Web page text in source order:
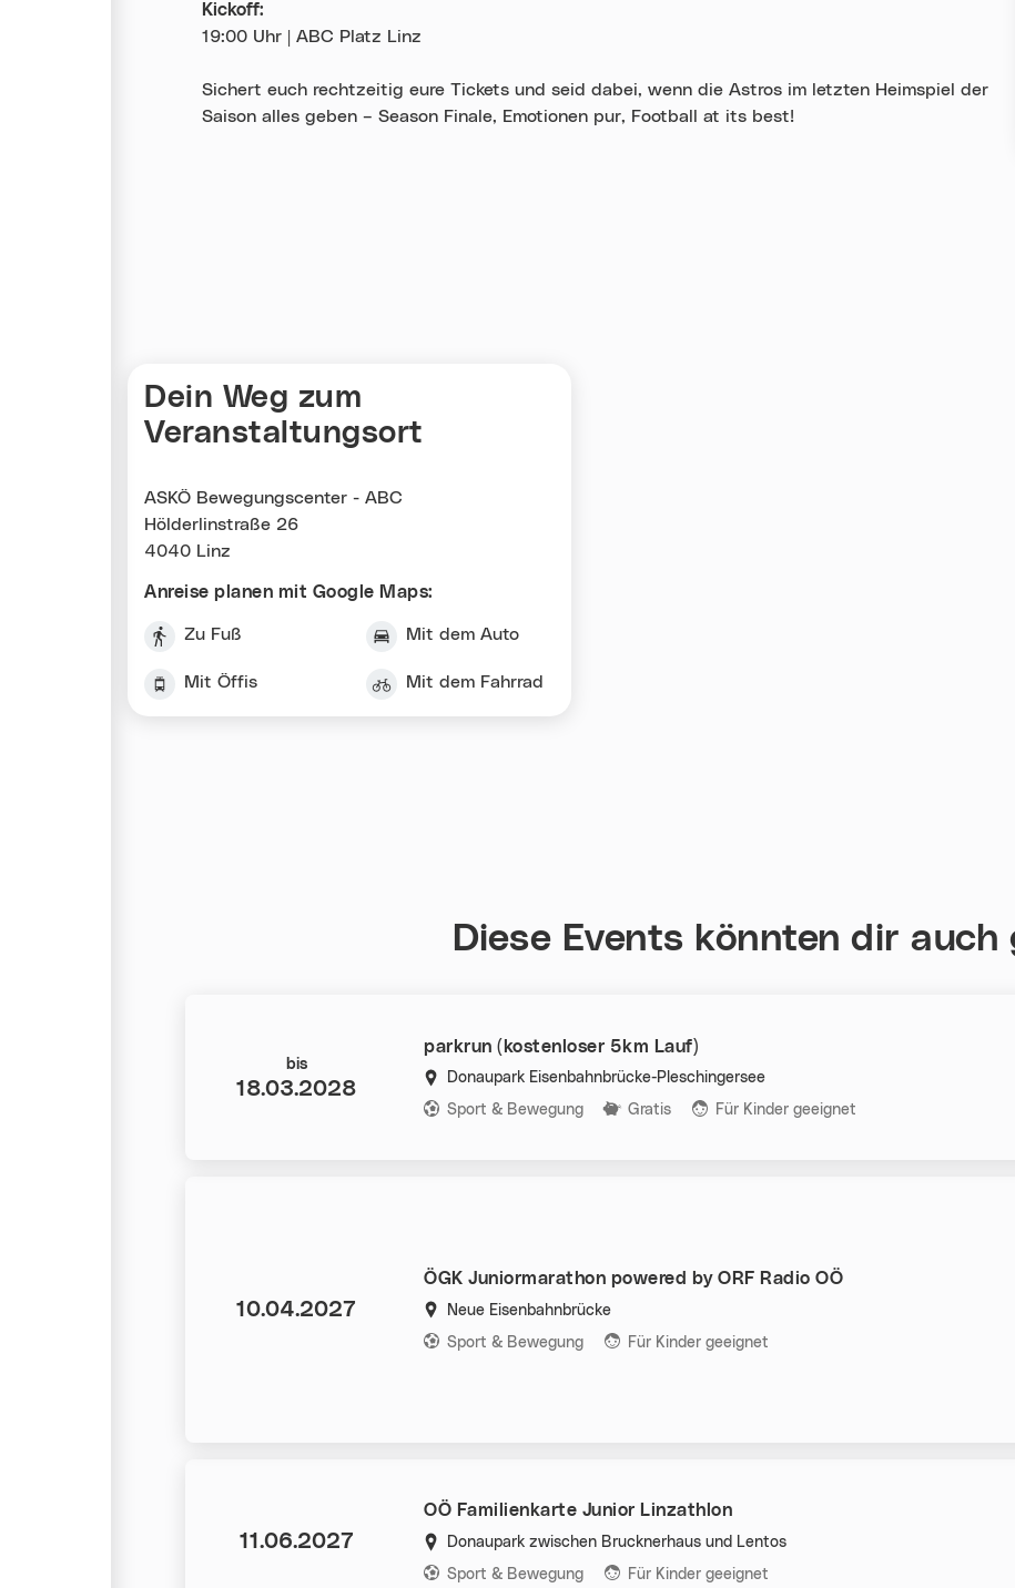
Kickoff:
19:00 Uhr | ABC Platz Linz
Sichert euch rechtzeitig eure Tickets und seid dabei, wenn die Astros im letzten Heimspiel der
Saison alles geben – Season Finale, Emotionen pur, Football at its best!
Dein Weg zum
Veranstaltungsort
ASKÖ Bewegungscenter - ABC
Hölderlinstraße 26
4040 Linz
Anreise planen mit Google Maps:
Zu Fuß Mit dem Auto
Mit Öffis Mit dem Fahrrad
Diese Events könnten dir auch
parkrun (kostenloser 5km Lauf)
Donaupark Eisenbahnbrücke-Pleschingersee
Kategorien:
Sport & Bewegung Gratis Für Kinder geeignet
Datum:
bis
18.03.2028
ÖGK Juniormarathon powered by ORF Radio OÖ
Neue Eisenbahnbrücke
Kategorien:
Sport & Bewegung Für Kinder geeignet
Datum:
10.04.2027
OÖ Familienkarte Junior Linzathlon
Donaupark zwischen Brucknerhaus und Lentos
Kategorien:
Sport & Bewegung Für Kinder geeignet
Datum:
11.06.2027